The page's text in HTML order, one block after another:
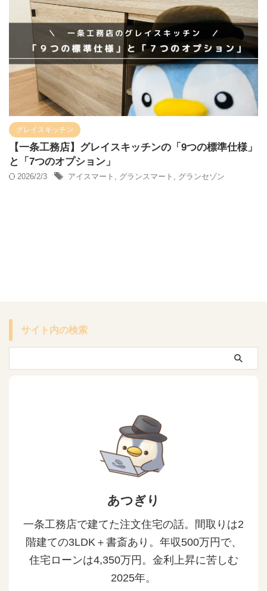
グレイスキッチン
【一条工務店】グレイスキッチンの「9つの標準仕様」
と「7つのオプション」
2026/2/3 アイスマート グランスマート グランセゾン
サイト内の検索
あつぎり
一条工務店で建てた注文住宅の話。間取りは2
階建ての3LDK＋書斎あり。年収500万円で、
住宅ローンは4,350万円。金利上昇に苦しむ
2025年。